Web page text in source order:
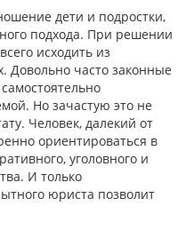
дети и подростки,
подхода. При решении
исходить из
Довольно часто законные
Но зачастую это не
Человек, далекий от
ориентироваться в
уголовного и
И только
юриста позволит